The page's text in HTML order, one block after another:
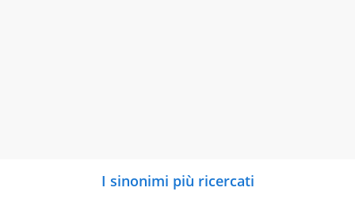
I sinonimi più ricercati